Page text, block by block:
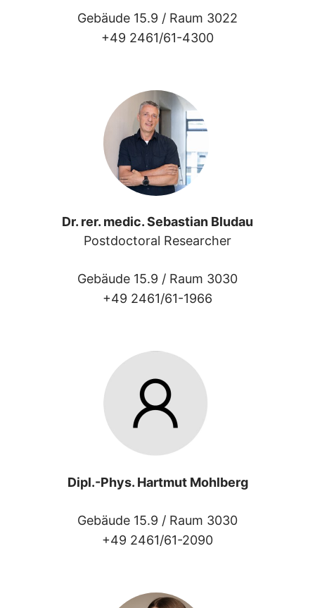
Gebäude 15.9 / Raum 3022
+49 2461/61-4300
Dr. rer. medic. Sebastian Bludau
Postdoctoral Researcher
Gebäude 15.9 / Raum 3030
+49 2461/61-1966
Dipl.-Phys. Hartmut Mohlberg
Gebäude 15.9 / Raum 3030
+49 2461/61-2090